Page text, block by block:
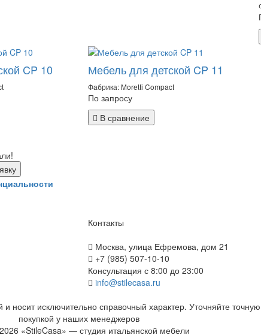
CP 10 Мебель для детской CP 11
Фабрика: Moretti Compact
По запросу
В сравнение
Контакты
Москва, улица Ефремова, дом 21
+7 (985) 507-10-10
Консультация с 8:00 до 23:00
info@stilecasa.ru
носит исключительно справочный характер. Уточняйте
покупкой у наших менеджеров
«StileCasa» — студия итальянской мебели